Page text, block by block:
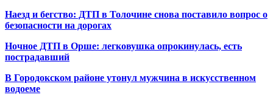
Наезд и бегство: ДТП в Толочине снова поставило вопрос о
безопасности на дорогах
Ночное ДТП в Орше: легковушка опрокинулась, есть
пострадавший
В Городокском районе утонул мужчина в искусственном
водоеме